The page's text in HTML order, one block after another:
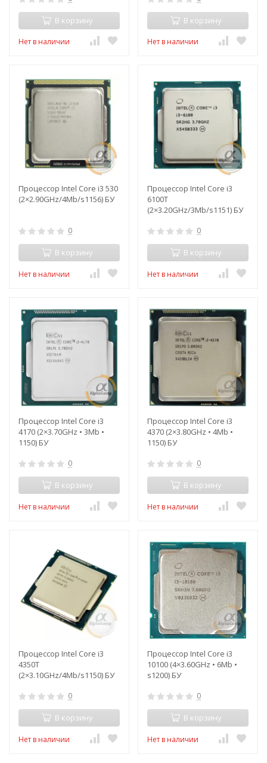
В корзину
Нет в наличии
В корзину
Нет в наличии
Процессор Intel Core i3 530
(2×2.90GHz/4Mb/s1156) БУ
0
В корзину
Нет в наличии
Процессор Intel Core i3
6100T
(2×3.20GHz/3Mb/s1151) БУ
0
В корзину
Нет в наличии
Процессор Intel Core i3
4170 (2×3.70GHz • 3Mb •
1150) БУ
0
В корзину
Нет в наличии
Процессор Intel Core i3
4370 (2×3.80GHz • 4Mb •
1150) БУ
0
В корзину
Нет в наличии
Процессор Intel Core i3
4350T
(2×3.10GHz/4Mb/s1150) БУ
0
В корзину
Нет в наличии
Процессор Intel Core i3
10100 (4×3.60GHz • 6Mb •
s1200) БУ
0
В корзину
Нет в наличии